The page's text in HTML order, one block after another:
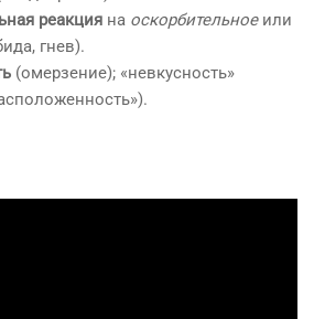
реакция на оскорбительноеили
гнев).
(омерзение); «невкусность»